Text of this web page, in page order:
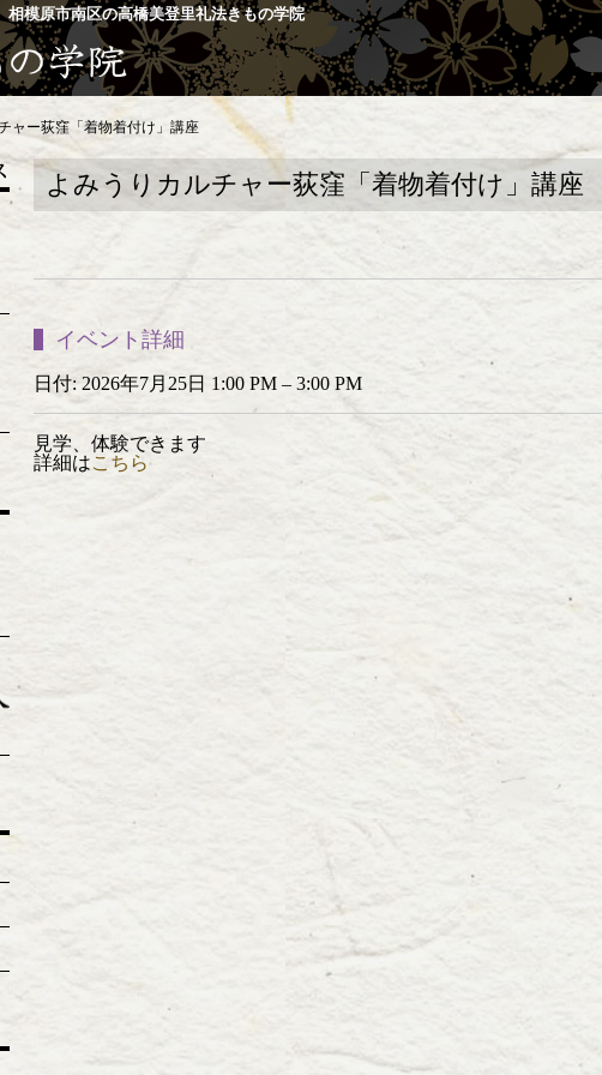
模原市南区の高橋美登里礼法きもの学院
ャー荻窪「着物着付け」講座
よみうりカルチャー荻窪「着物着付け」講座
イベント詳細
日付: 2026年7月25日 1:00 PM– 3:00 PM
見学、体験できます
詳細はこちら